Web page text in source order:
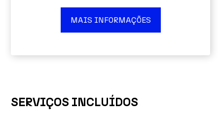
MAIS INFORMAÇÕES
SERVIÇOS INCLUÍDOS